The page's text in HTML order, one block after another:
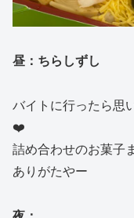
昼：ちらしずし
バイトに行ったら思
❤️
詰め合わせのお菓子
ありがたやー